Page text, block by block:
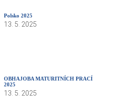
Polsko 2025
13. 5. 2025
OBHAJOBA MATURITNÍCH PRACÍ
2025
13. 5. 2025